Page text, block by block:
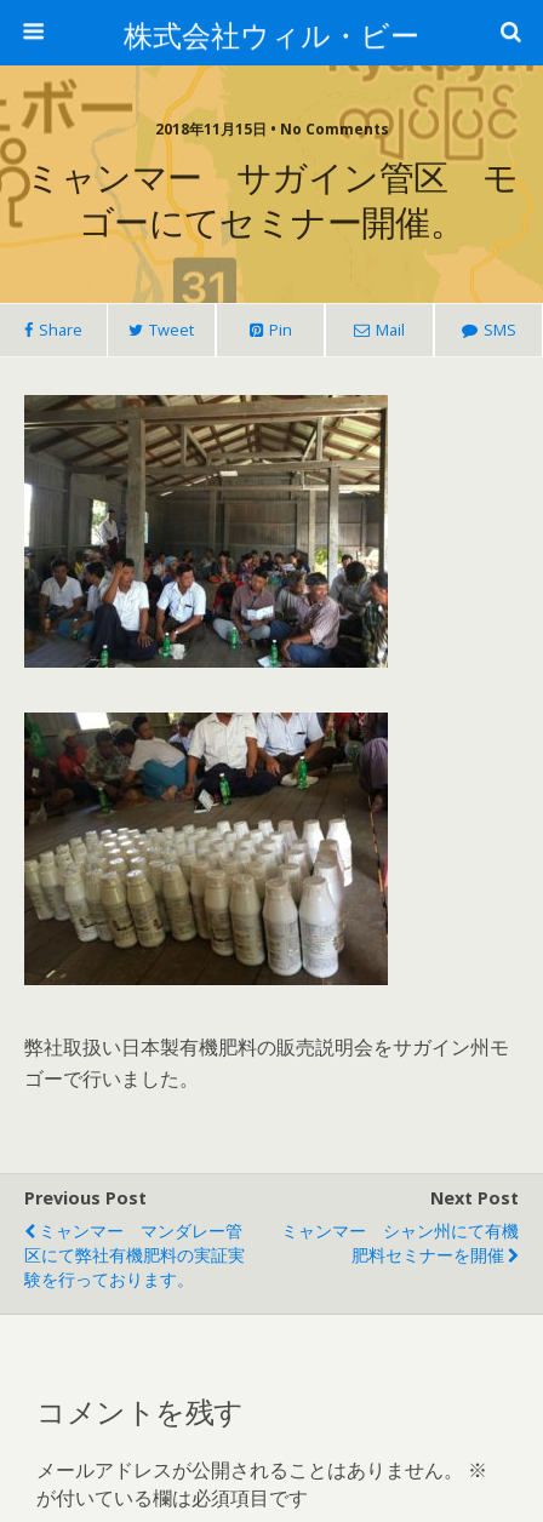
株式会社ウィル・ビー
2018年11月15日 • No Comments
ミャンマー サガイン管区 モ
ゴーにてセミナー開催。
Share Tweet Pin Mail SMS
弊社取扱い日本製有機肥料の販売説明会をサガイン州モ
ゴーで行いました。
Previous Post
ミャンマー マンダレー管
区にて弊社有機肥料の実証実
験を行っております。
Next Post
ミャンマー シャン州にて有機
肥料セミナーを開催
コメントを残す
メールアドレスが公開されることはありません。
※
が付いている欄は必須項目です